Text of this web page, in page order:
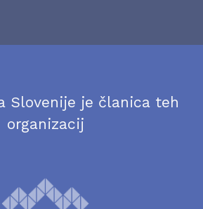
Slovenije je članica teh
organizacij